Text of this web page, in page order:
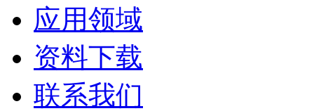
应用领域
资料下载
联系我们